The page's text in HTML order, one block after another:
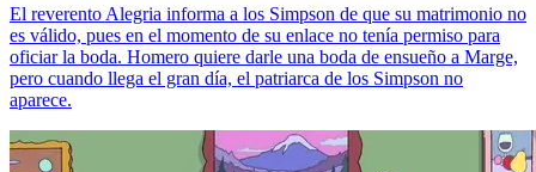
El reverento Alegria informa a los Simpson de que su matrimonio no
es válido, pues en el momento de su enlace no tenía permiso para
oficiar la boda. Homero quiere darle una boda de ensueño a Marge,
pero cuando llega el gran día, el patriarca de los Simpson no
aparece.